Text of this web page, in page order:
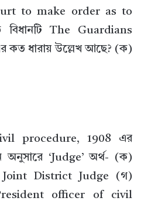
to make order as to
বিধানটি The Guardians
কত ধারায় উল্লেখ আছে? (ক)
procedure, 1908 এর
‘Judge’ অর্থ- (ক)
District Judge (গ)
officer of civil